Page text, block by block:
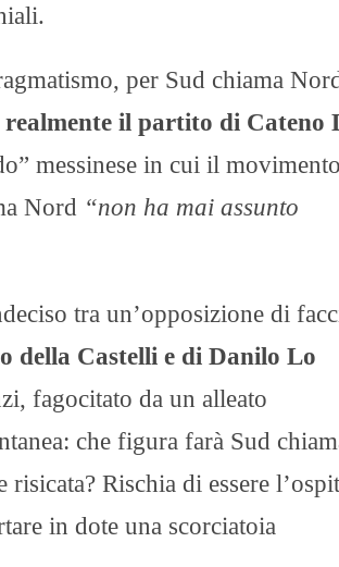
per Sud chiama
realmente il partito di Cateno
messinese in cui il
Nord “non ha mai assunto
tra un’opposizione di
della Castelli e di Danilo Lo
fagocitato da un alleato
che figura farà Sud
Rischia di essere
in dote una scorciatoia